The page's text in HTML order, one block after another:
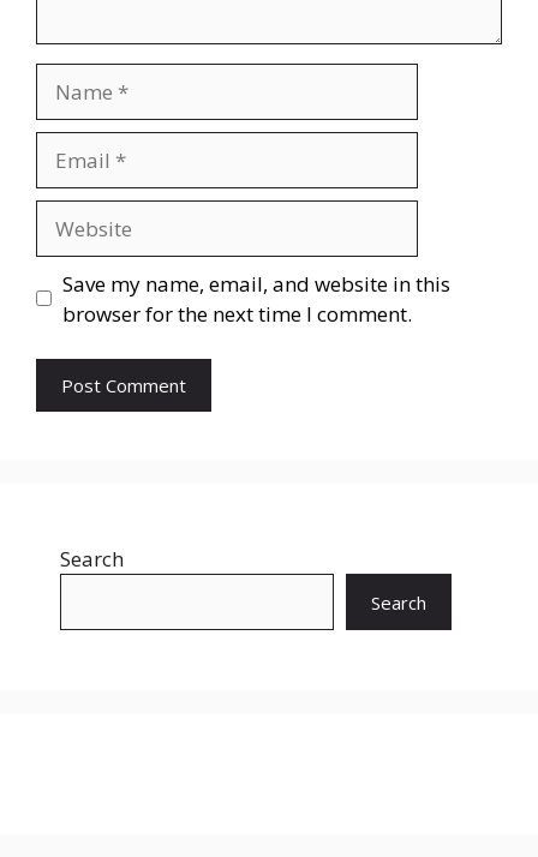
Save my name, email, and website in this
browser for the next time I comment.
Search
Search